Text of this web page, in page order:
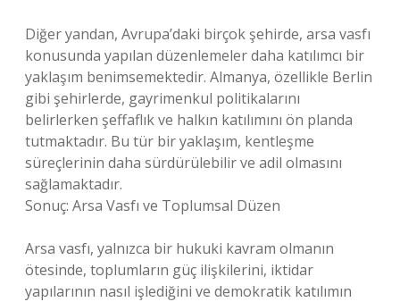
Diğer yandan, Avrupa’daki birçok şehirde, arsa vasfı
konusunda yapılan düzenlemeler daha katılımcı bir
yaklaşım benimsemektedir. Almanya, özellikle Berlin
gibi şehirlerde, gayrimenkul politikalarını
belirlerken şeffaflık ve halkın katılımını ön planda
tutmaktadır. Bu tür bir yaklaşım, kentleşme
süreçlerinin daha sürdürülebilir ve adil olmasını
sağlamaktadır.
Sonuç: Arsa Vasfı ve Toplumsal Düzen
Arsa vasfı, yalnızca bir hukuki kavram olmanın
ötesinde, toplumların güç ilişkilerini, iktidar
yapılarının nasıl işlediğini ve demokratik katılımın